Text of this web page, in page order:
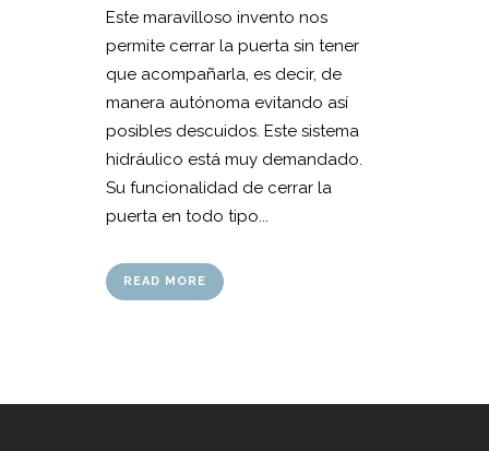
Este maravilloso invento nos
permite cerrar la puerta sin tener
que acompañarla, es decir, de
manera autónoma evitando así
posibles descuidos. Este sistema
hidráulico está muy demandado.
Su funcionalidad de cerrar la
puerta en todo tipo...
READ MORE